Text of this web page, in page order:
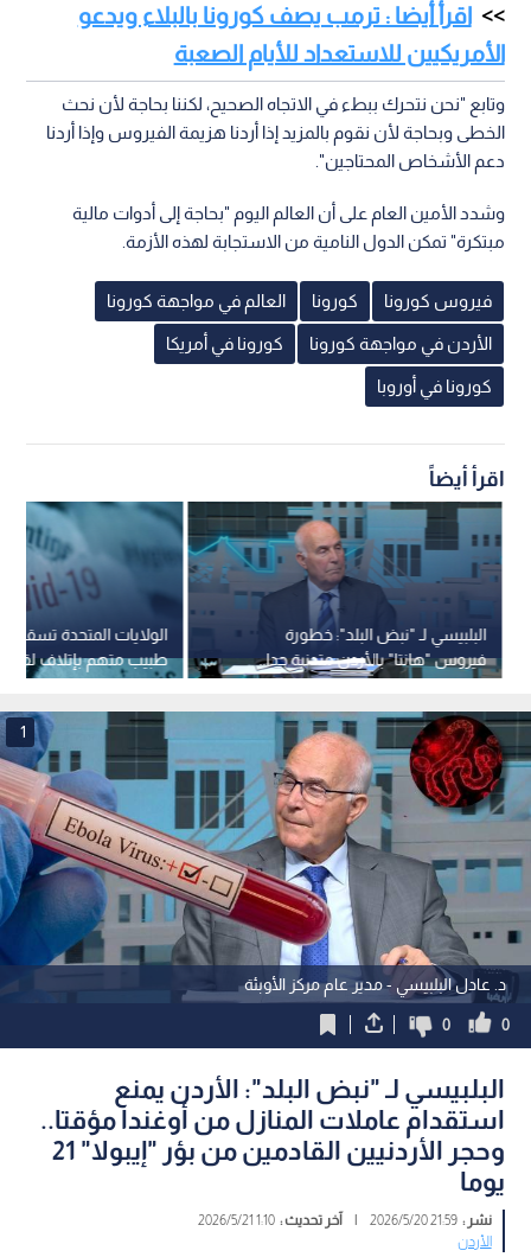
اقرأ أيضا : ترمب يصف كورونا بالبلاء ويدعو
الأمريكيين للاستعداد للأيام الصعبة
وتابع "نحن نتحرك ببطء في الاتجاه الصحيح، لكننا بحاجة لأن نحث
الخطى وبحاجة لأن نقوم بالمزيد إذا أردنا هزيمة الفيروس وإذا أردنا
دعم الأشخاص المحتاجين".
وشدد الأمين العام على أن العالم اليوم "بحاجة إلى أدوات مالية
مبتكرة" تمكن الدول النامية من الاستجابة لهذه الأزمة.
فيروس كورونا كورونا العالم في مواجهة كورونا
الأردن في مواجهة كورونا كورونا في أمريكا
كورونا في أوروبا
اقرأ أيضاً
الولايات المتحدة تسقط
طبيب متهم بإتلاف
وإصدار شهادات مزورة
البلبيسي لـ "نبض البلد": خطورة
فيروس "هانتا" بالأردن متدنية جدا..
وبدء توفير الكواشف المخبرية خلال 10
أيام -فيديو
د. عادل البلبيسي - مدير عام مركز الأوبئة
1
0
0
البلبيسي لـ "نبض البلد": الأردن يمنع
استقدام عاملات المنازل من أوغندا مؤقتا..
وحجر الأردنيين القادمين من بؤر "إيبولا" 21
يوما
نشر :21:59 2026/5/20
| آخر تحديث :1:10 2026/5/21
الأردن